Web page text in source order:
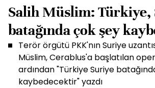
Salih Müslim: Türkiye,
batağında çok şey
Terör örgütü PKK'nın Suriye
Müslim, Cerablus'a başlatılan
ardından "Türkiye Suriye
kaybedecektir" yazdı